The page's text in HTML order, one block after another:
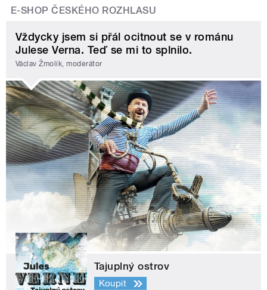
E-SHOP ČESKÉHO ROZHLASU
Vždycky jsem si přál ocitnout se v románu
Julese Verna. Teď se mi to splnilo.
Václav Žmolík, moderátor
Tajuplný ostrov
Koupit